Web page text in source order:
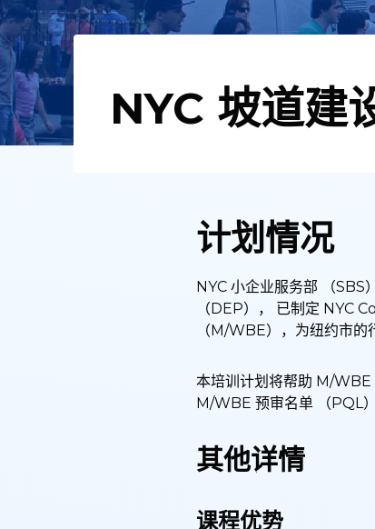
NYC 坡道建
计划情况
NYC 小企业服务部 （SBS
（DEP）， 已制定 NYC
（M/WBE），为纽约市的
本培训计划将帮助 M/WBE
M/WBE 预审名单 （PQL
其他详情
课程优势